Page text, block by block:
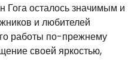
Гога осталось значимым и
и любителей
работы по-прежнему
своей яркостью,